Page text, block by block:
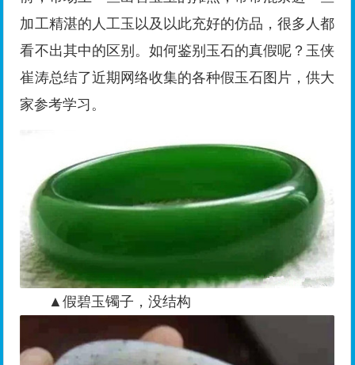
加工精湛的人工玉以及以此充好的仿品，很多人都
看不出其中的区别。如何鉴别玉石的真假呢？玉侠
崔涛总结了近期网络收集的各种假玉石图片，供大
家参考学习。
▲假碧玉镯子，没结构